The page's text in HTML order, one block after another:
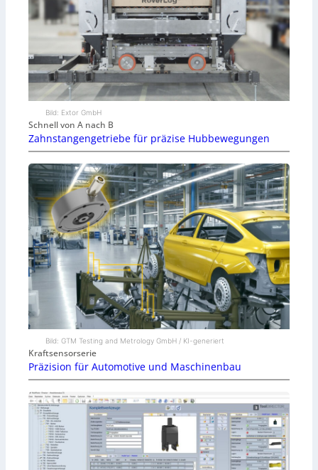
Bild: Extor GmbH
Schnell von A nach B
Zahnstangengetriebe für präzise Hubbewegungen
Bild: GTM Testing and Metrology GmbH / KI-generiert
Kraftsensorserie
Präzision für Automotive und Maschinenbau